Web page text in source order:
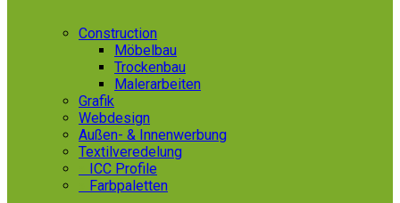
Construction
Möbelbau
Trockenbau
Malerarbeiten
Grafik
Webdesign
Außen- & Innenwerbung
Textilveredelung
ICC Profile
Farbpaletten